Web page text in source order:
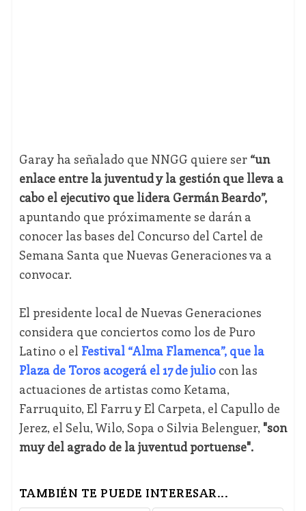
Garay ha señalado que NNGG quiere ser “un
enlace entre la juventud y la gestión que lleva a
cabo el ejecutivo que lidera Germán Beardo”,
apuntando que próximamente se darán a
conocer las bases del Concurso del Cartel de
Semana Santa que Nuevas Generaciones va a
convocar.
El presidente local de Nuevas Generaciones
considera que conciertos como los de Puro
Latino o el Festival “Alma Flamenca”, que la
Plaza de Toros acogerá el 17 de juliocon las
actuaciones de artistas como Ketama,
Farruquito, El Farru y El Carpeta, el Capullo de
Jerez, el Selu, Wilo, Sopa o Silvia Belenguer, "son
muy del agrado de la juventud portuense".
TAMBIÉN TE PUEDE INTERESAR...